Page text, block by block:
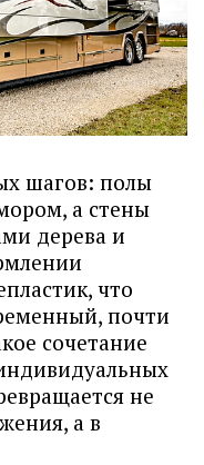
шагов: полы
а стены
дерева и
что
почти
сочетание
не
а в